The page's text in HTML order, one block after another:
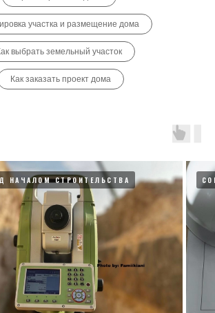
участка и размещение дома
выбрать земельный участок
Как заказать проект дома
НАЧАЛОМ СТРОИТЕЛЬСТВА